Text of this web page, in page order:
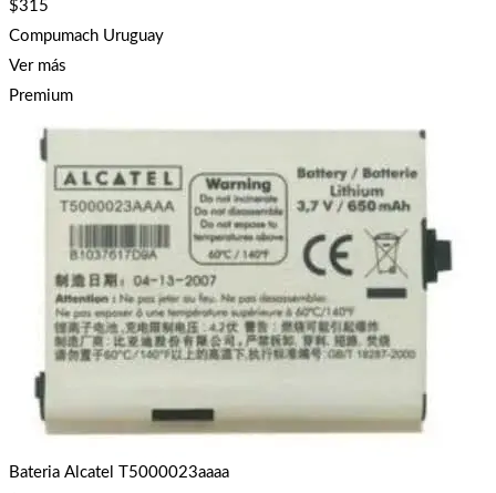
$315
Compumach Uruguay
Ver más
Premium
Bateria Alcatel T5000023aaaa